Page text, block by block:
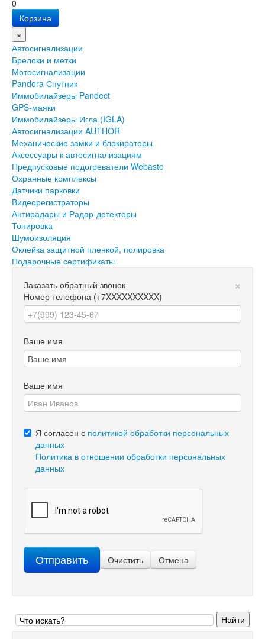
0
Корзина
×
Автосигнализации
Брелоки и метки
Мотосигнализации
Pandora Спутник
Иммобилайзеры Pandect
GPS-маяки
Иммобилайзеры Игла (IGLA)
Автосигнализации AUTHOR
Механические замки и блокираторы
Аксессуары к автосигнализациям
Предпусковые подогреватели Webasto
Охранные комплексы
Датчики парковки
Видеорегистраторы
Антирадары и Радар-детекторы
Тонировка
Шумоизоляция
Оклейка защитной пленкой, полировка
Подарочные сертификаты
×
Заказать обратный звонок
Номер телефона (+7XXXXXXXXXX)
Ваше имя
Ваше имя
Я согласен с политикой обработки персональных
данных
Политика в отношении обработки персональных
данных
Отправить Очистить Отмена